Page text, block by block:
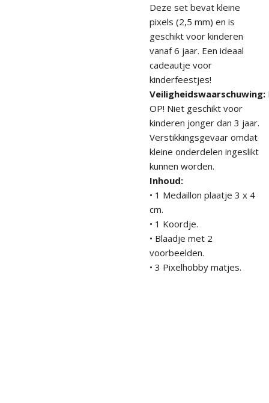
Deze set bevat kleine
pixels (2,5 mm) en is
geschikt voor kinderen
vanaf6 jaar. Een ideaal
cadeautje voor
kinderfeestjes!
Veiligheidswaarschuwing:
OP! Niet geschikt voor
kinderen jonger dan 3 jaar.
Verstikkingsgevaar omdat
kleine onderdelen ingeslikt
kunnen worden.
Inhoud:
• 1 Medaillon plaatje 3 x 4
cm.
• 1 Koordje.
• Blaadje met 2
voorbeelden.
• 3 Pixelhobby matjes.